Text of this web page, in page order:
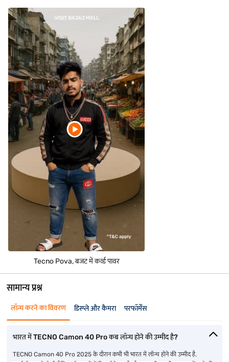
Tecno Pova, बजट में कर्व्ड पावर
सामान्य प्रश्न
लॉन्च करने का विवरण डिस्प्ले और कैमरा परफॉर्मेंस
भारत में TECNO Camon 40 Pro कब लॉन्च होने की उम्मीद है?
TECNO Camon 40 Pro 2025 के दौरान कभी भी भारत में लॉन्च होने की उम्मीद है.